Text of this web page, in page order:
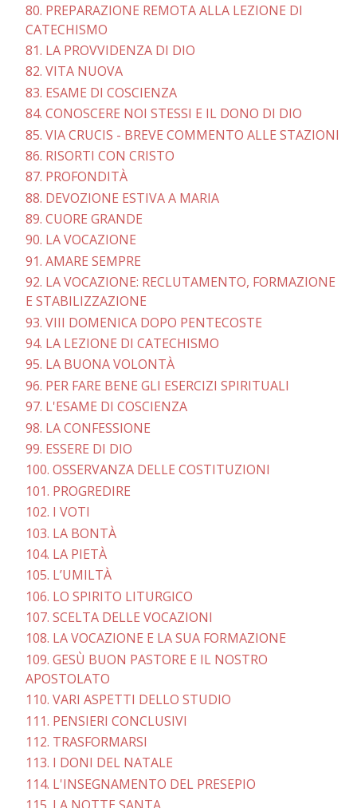
80. PREPARAZIONE REMOTA ALLA LEZIONE DI
CATECHISMO
81. LA PROVVIDENZA DI DIO
82. VITA NUOVA
83. ESAME DI COSCIENZA
84. CONOSCERE NOI STESSI E IL DONO DI DIO
85. VIA CRUCIS - BREVE COMMENTO ALLE STAZIONI
86. RISORTI CON CRISTO
87. PROFONDITÀ
88. DEVOZIONE ESTIVA A MARIA
89. CUORE GRANDE
90. LA VOCAZIONE
91. AMARE SEMPRE
92. LA VOCAZIONE: RECLUTAMENTO, FORMAZIONE
E STABILIZZAZIONE
93. VIII DOMENICA DOPO PENTECOSTE
94. LA LEZIONE DI CATECHISMO
95. LA BUONA VOLONTÀ
96. PER FARE BENE GLI ESERCIZI SPIRITUALI
97. L'ESAME DI COSCIENZA
98. LA CONFESSIONE
99. ESSERE DI DIO
100. OSSERVANZA DELLE COSTITUZIONI
101. PROGREDIRE
102. I VOTI
103. LA BONTÀ
104. LA PIETÀ
105. L’UMILTÀ
106. LO SPIRITO LITURGICO
107. SCELTA DELLE VOCAZIONI
108. LA VOCAZIONE E LA SUA FORMAZIONE
109. GESÙ BUON PASTORE E IL NOSTRO
APOSTOLATO
110. VARI ASPETTI DELLO STUDIO
111. PENSIERI CONCLUSIVI
112. TRASFORMARSI
113. I DONI DEL NATALE
114. L'INSEGNAMENTO DEL PRESEPIO